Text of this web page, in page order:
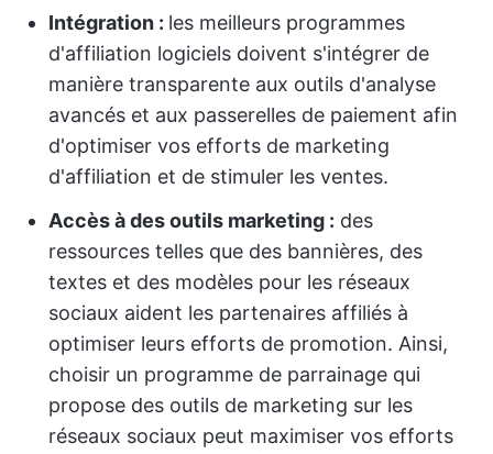
Intégration : les meilleurs programmes
d'affiliation logiciels doivent s'intégrer de
manière transparente aux outils d'analyse
avancés et aux passerelles de paiement afin
d'optimiser vos efforts de marketing
d'affiliation et de stimuler les ventes.
Accès à des outils marketing : des
ressources telles que des bannières, des
textes et des modèles pour les réseaux
sociaux aident les partenaires affiliés à
optimiser leurs efforts de promotion. Ainsi,
choisir un programme de parrainage qui
propose des outils de marketing sur les
réseaux sociaux peut maximiser vos efforts